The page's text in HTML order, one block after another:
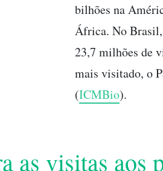
bilhões na
África. No Brasil,
23,7 milhões de
mais visitado, o
(ICMBio).
as visitas aos